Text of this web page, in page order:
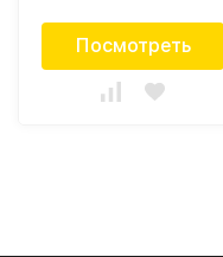
Посмотреть